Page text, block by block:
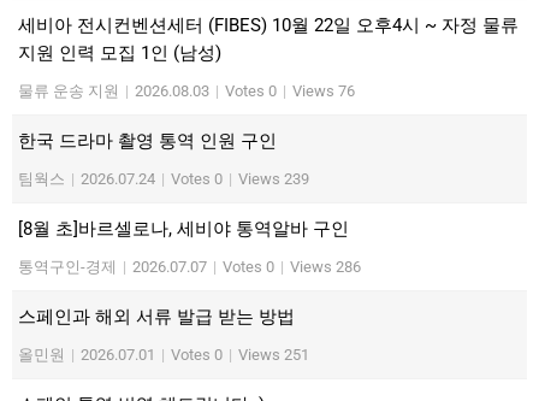
세비아 전시컨벤션세터 (FIBES) 10월 22일 오후4시 ~ 자정 물류
지원 인력 모집 1인 (남성)
물류 운송 지원 | 2026.08.03 | Votes 0 | Views 76
한국 드라마 촬영 통역 인원 구인
팀웍스 | 2026.07.24 | Votes 0 | Views 239
[8월 초]바르셀로나, 세비야 통역알바 구인
통역구인-경제 | 2026.07.07 | Votes 0 | Views 286
스페인과 해외 서류 발급 받는 방법
올민원 | 2026.07.01 | Votes 0 | Views 251